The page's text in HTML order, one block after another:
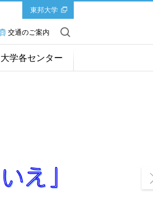
東邦大学
交通のご案内
大学各センター